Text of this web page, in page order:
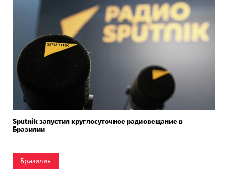
Sputnik запустил круглосуточное радиовещание в
Бразилии
Бразилия